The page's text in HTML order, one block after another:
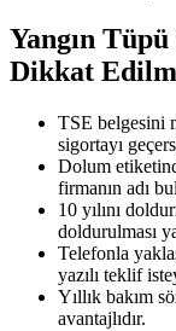
Yangın
Dikkat
TSE belgesini
sigortayı
Dolum
firmanın adı
10 yılını
doldurulması
Telefonla
yazılı teklif
Yıllık bakım
avantajlıdır.